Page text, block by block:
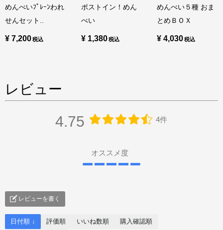
めんべいﾌﾟﾚｰﾝわれ
せんセット..
¥ 7,200
ポストイン！めん
べい
¥ 1,380
めんべい５種 おま
とめＢＯＸ
¥ 4,030
レビュー
4.75 4件
オススメ度
レビューを書く
日付順 ↓ 評価順 いいね数順
購入確認順